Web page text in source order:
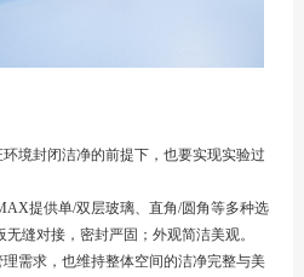
境封闭洁净的前提下，也要实现实验过
提供单/双层玻璃、直角/圆角等多种选
缝对接，密封严固；外观简洁美观。
需求，也维持整体空间的洁净完整与美